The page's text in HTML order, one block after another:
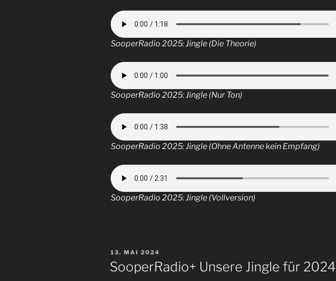
SooperRadio 2025: Jingle (Die Theorie)
SooperRadio 2025: Jingle (Nur Ton)
SooperRadio 2025: Jingle (Ohne Antenne kein Empfang)
SooperRadio 2025: Jingle (Vollversion)
VERÖFFENTLICHT
AM
13. MAI 2024
SooperRadio+ Unsere Jingle für 2024